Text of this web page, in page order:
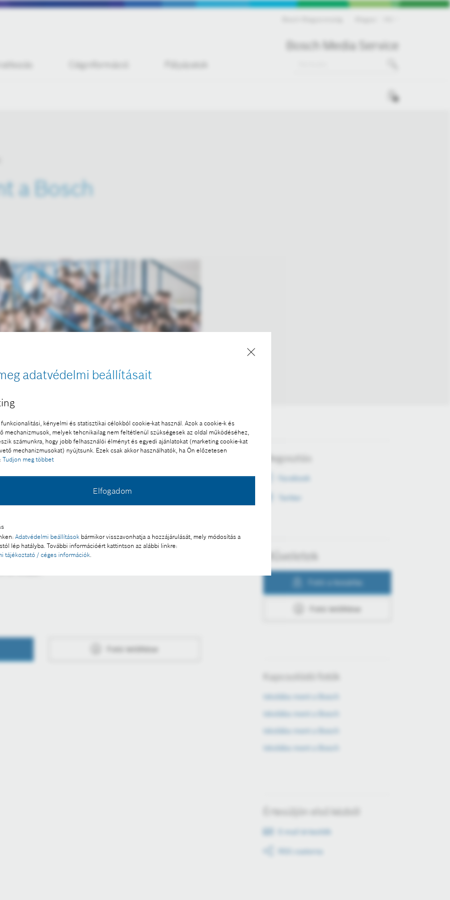
adatvédelmi beállításait
kényelmi és statisztikai célokból cookie-kat használ. Azok a cookie-k és
mechanizmusok, melyek tehcnikailag nem feltétlenül szükségesek az oldal működéséhez,
számunkra, hogy jobb felhasználói élményt és egyedi ajánlatokat (marketing cookie-kat
mechanizmusokat) nyújtsunk. Ezek csak akkor használhatók, ha Ön előzetesen
Tudjon meg többet
Elfogadom
Adatvédelmi beállítások bármikor visszavonhatja a hozzájárulását, mely módosítás a
lép hatályba. További információért kattintson az alábbi linkre:
tájékoztató / céges információk.
Bosch Media Service
Céginformáció
a Bosch
a sajtó számára díjmentesen felhasználható.
a része:
Fotó letöltése
Megosztás
Facebook
Twitter
Műveletek
Fotó a kosárba
Kapcsolódó fotók
Iskolába ment a Bosch
Iskolába ment a Bosch
Iskolába ment a Bosch
Iskolába ment a Bosch
Értesüljön első kézből
E-mail értesítők
RSS csatorna